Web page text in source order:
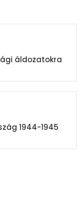
áldozatokra
1944-1945